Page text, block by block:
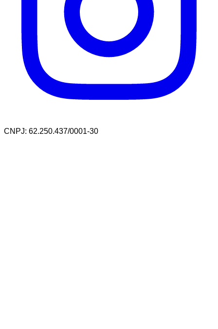
CNPJ: 62.250.437/0001-30